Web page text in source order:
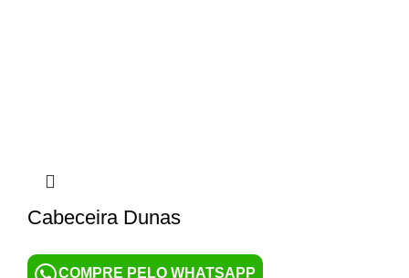
Cabeceira Dunas
COMPRE PELO WHATSAPP